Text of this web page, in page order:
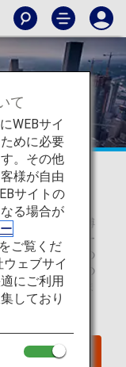
学習センターや博
ない街です。アー
ランドオペラでの
すめです。天気の
く点在していま
探す
て
WEBサイ
めに必要
。その他
様が自由
サイトの
る場合が
ご覧くだ
ェブサイ
にご利用
しており